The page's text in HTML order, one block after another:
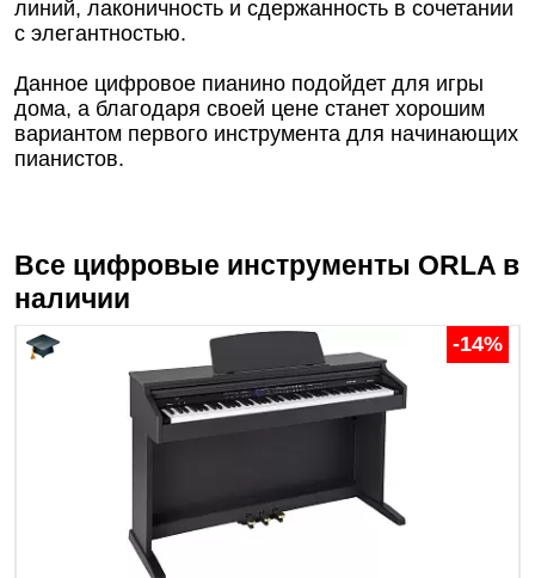
линий, лаконичность и сдержанность в сочетании
с элегантностью.
Данное цифровое пианино подойдет для игры
дома, а благодаря своей цене станет хорошим
вариантом первого инструмента для начинающих
пианистов.
Все цифровые инструменты ORLA в
наличии
-14%